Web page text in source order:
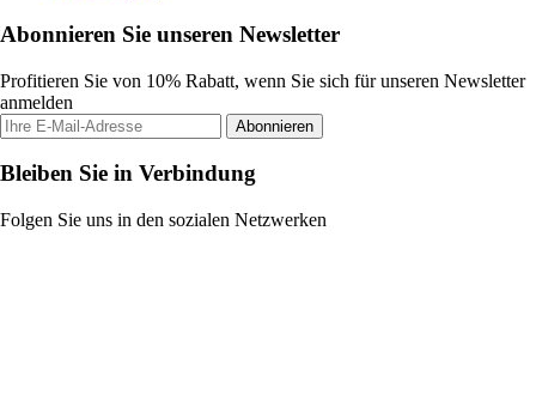
Abonnieren Sie unseren Newsletter
Profitieren Sie von 10% Rabatt, wenn Sie sich für unseren Newsletter
anmelden
Abonnieren
Bleiben Sie in Verbindung
Folgen Sie uns in den sozialen Netzwerken